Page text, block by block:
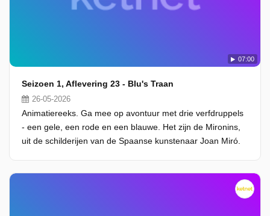
07:00
Seizoen 1, Aflevering 23 - Blu's Traan
26-05-2026
Animatiereeks. Ga mee op avontuur met drie verfdruppels
- een gele, een rode en een blauwe. Het zijn de Mironins,
uit de schilderijen van de Spaanse kunstenaar Joan Miró.